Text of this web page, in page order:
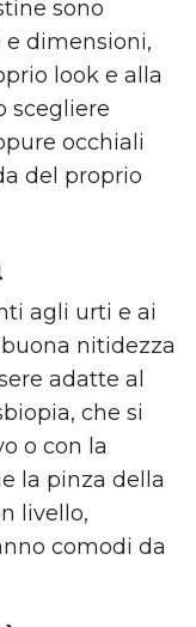
sono
dimensioni,
look e alla
scegliere
occhiali
del proprio
agli urti e ai
nitidezza
adatte al
che si
o con la
la pinza della
livello,
comodi da